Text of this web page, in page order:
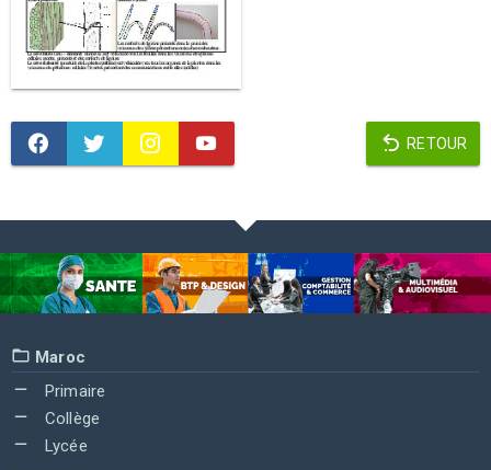
RETOUR
Maroc
Primaire
Collège
Lycée